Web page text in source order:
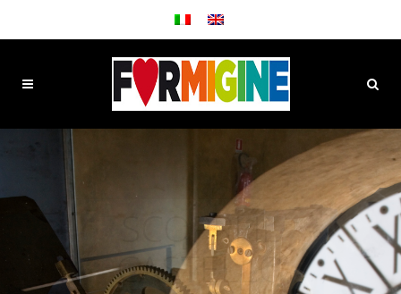
SCOPRI
FORMIGINE